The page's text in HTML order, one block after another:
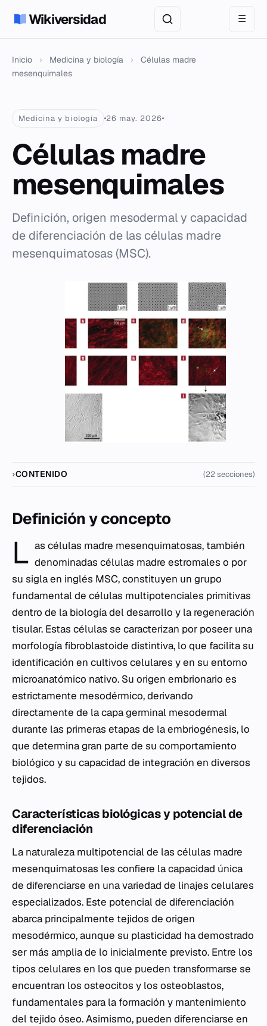
Wikiversidad ☰
Inicio › Medicina y biología ›
Células madre
mesenquimales
Medicina y biología 26 may. 2026
Células madre
mesenquimales
Definición, origen mesodermal y capacidad
de diferenciación de las células madre
mesenquimatosas (MSC).
CONTENIDO (22 secciones)
Definición y concepto
L as células madre mesenquimatosas, también
denominadas células madre estromales o por
su sigla en inglés MSC, constituyen un grupo
fundamental de células multipotenciales primitivas
dentro de la biología del desarrollo y la regeneración
tisular. Estas células se caracterizan por poseer una
morfología fibroblastoide distintiva, lo que facilita su
identificación en cultivos celulares y en su entorno
microanatómico nativo. Su origen embrionario es
estrictamente mesodérmico, derivando
directamente de la capa germinal mesodermal
durante las primeras etapas de la embriogénesis, lo
que determina gran parte de su comportamiento
biológico y su capacidad de integración en diversos
tejidos.
Características biológicas y potencial de
diferenciación
La naturaleza multipotencial de las células madre
mesenquimatosas les confiere la capacidad única
de diferenciarse en una variedad de linajes celulares
especializados. Este potencial de diferenciación
abarca principalmente tejidos de origen
mesodérmico, aunque su plasticidad ha demostrado
ser más amplia de lo inicialmente previsto. Entre los
tipos celulares en los que pueden transformarse se
encuentran los osteocitos y los osteoblastos,
fundamentales para la formación y mantenimiento
del tejido óseo. Asimismo, pueden diferenciarse en